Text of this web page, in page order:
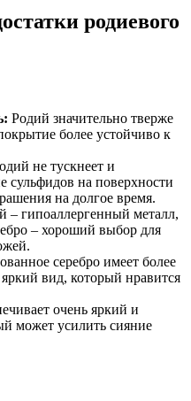
родиевого
Родий значительно тверже
более устойчиво к
не тускнеет и
сульфидов на поверхности
на долгое время.
– гипоаллергенный металл,
– хороший выбор для
серебро имеет более
вид, который нравится
очень яркий и
может усилить сияние